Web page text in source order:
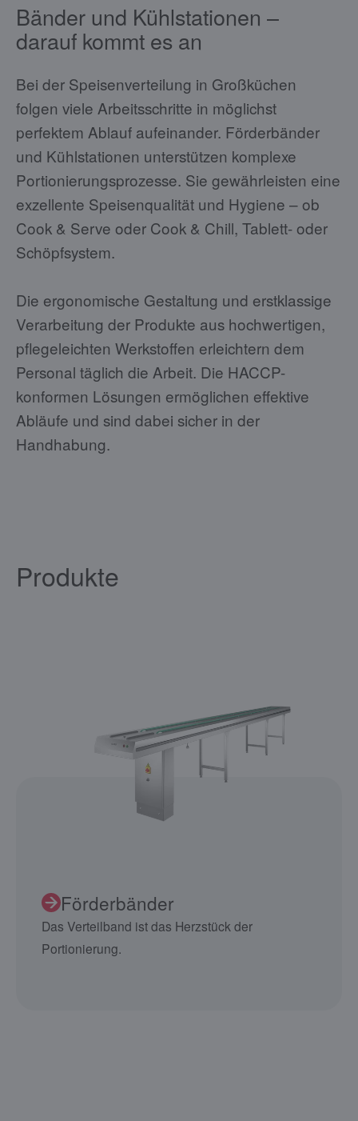
Bänder und Kühlstationen –
darauf kommt es an
Bei der Speisenverteilung in Großküchen
folgen viele Arbeitsschritte in möglichst
perfektem Ablauf aufeinander. Förderbänder
und Kühlstationen unterstützen komplexe
Portionierungsprozesse. Sie gewährleisten eine
exzellente Speisenqualität und Hygiene – ob
Cook & Serve oder Cook & Chill, Tablett- oder
Schöpfsystem.
Die ergonomische Gestaltung und erstklassige
Verarbeitung der Produkte aus hochwertigen,
pflegeleichten Werkstoffen erleichtern dem
Personal täglich die Arbeit. Die HACCP-
konformen Lösungen ermöglichen effektive
Abläufe und sind dabei sicher in der
Handhabung.
Produkte
Förderbänder
Das Verteilband ist das Herzstück der
Portionierung.